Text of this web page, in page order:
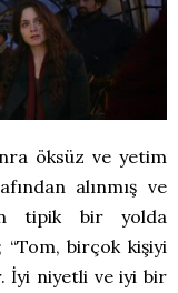
öksüz ve yetim
alınmış ve
tipik bir yolda
“Tom, birçok kişiyi
İyi niyetli ve iyi bir